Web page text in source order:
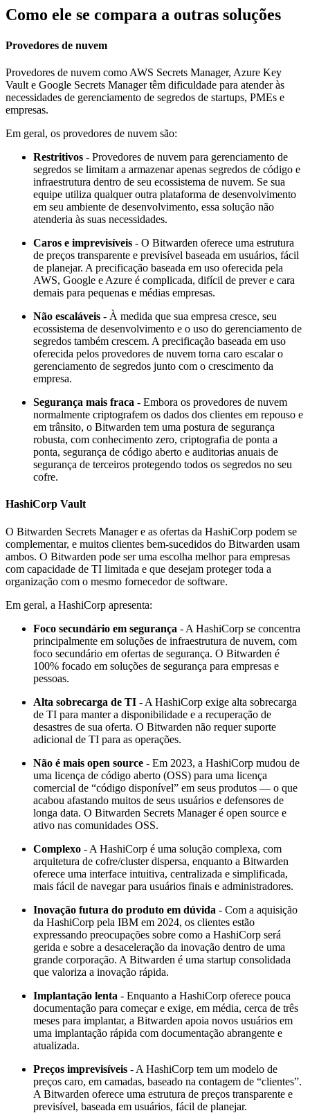
Como ele se compara a outras soluções
Provedores de nuvem
Provedores de nuvem como AWS Secrets Manager, Azure Key
Vault e Google Secrets Manager têm dificuldade para atender às
necessidades de gerenciamento de segredos de startups, PMEs e
empresas.
Em geral, os provedores de nuvem são:
Restritivos - Provedores de nuvem para gerenciamento de
segredos se limitam a armazenar apenas segredos de código e
infraestrutura dentro de seu ecossistema de nuvem. Se sua
equipe utiliza qualquer outra plataforma de desenvolvimento
em seu ambiente de desenvolvimento, essa solução não
atenderia às suas necessidades.
Caros e imprevisíveis - O Bitwarden oferece uma estrutura
de preços transparente e previsível baseada em usuários, fácil
de planejar. A precificação baseada em uso oferecida pela
AWS, Google e Azure é complicada, difícil de prever e cara
demais para pequenas e médias empresas.
Não escaláveis - À medida que sua empresa cresce, seu
ecossistema de desenvolvimento e o uso do gerenciamento de
segredos também crescem. A precificação baseada em uso
oferecida pelos provedores de nuvem torna caro escalar o
gerenciamento de segredos junto com o crescimento da
empresa.
Segurança mais fraca - Embora os provedores de nuvem
normalmente criptografem os dados dos clientes em repouso e
em trânsito, o Bitwarden tem uma postura de segurança
robusta, com conhecimento zero, criptografia de ponta a
ponta, segurança de código aberto e auditorias anuais de
segurança de terceiros protegendo todos os segredos no seu
cofre.
HashiCorp Vault
O Bitwarden Secrets Manager e as ofertas da HashiCorp podem se
complementar, e muitos clientes bem-sucedidos do Bitwarden usam
ambos. O Bitwarden pode ser uma escolha melhor para empresas
com capacidade de TI limitada e que desejam proteger toda a
organização com o mesmo fornecedor de software.
Em geral, a HashiCorp apresenta:
Foco secundário em segurança - A HashiCorp se concentra
principalmente em soluções de infraestrutura de nuvem, com
foco secundário em ofertas de segurança. O Bitwarden é
100% focado em soluções de segurança para empresas e
pessoas.
Alta sobrecarga de TI - A HashiCorp exige alta sobrecarga
de TI para manter a disponibilidade e a recuperação de
desastres de sua oferta. O Bitwarden não requer suporte
adicional de TI para as operações.
Não é mais open source - Em 2023, a HashiCorp mudou de
uma licença de código aberto (OSS) para uma licença
comercial de “código disponível” em seus produtos — o que
acabou afastando muitos de seus usuários e defensores de
longa data. O Bitwarden Secrets Manager é open source e
ativo nas comunidades OSS.
Complexo - A HashiCorp é uma solução complexa, com
arquitetura de cofre/cluster dispersa, enquanto a Bitwarden
oferece uma interface intuitiva, centralizada e simplificada,
mais fácil de navegar para usuários finais e administradores.
Inovação futura do produto em dúvida - Com a aquisição
da HashiCorp pela IBM em 2024, os clientes estão
expressando preocupações sobre como a HashiCorp será
gerida e sobre a desaceleração da inovação dentro de uma
grande corporação. A Bitwarden é uma startup consolidada
que valoriza a inovação rápida.
Implantação lenta - Enquanto a HashiCorp oferece pouca
documentação para começar e exige, em média, cerca de três
meses para implantar, a Bitwarden apoia novos usuários em
uma implantação rápida com documentação abrangente e
atualizada.
Preços imprevisíveis - A HashiCorp tem um modelo de
preços caro, em camadas, baseado na contagem de “clientes”.
A Bitwarden oferece uma estrutura de preços transparente e
previsível, baseada em usuários, fácil de planejar.